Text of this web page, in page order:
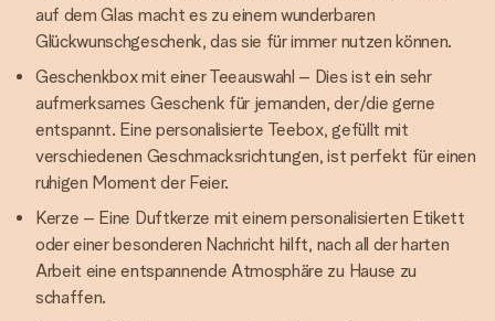
auf dem Glas macht es zu einem wunderbaren
Glückwunschgeschenk, das sie für immer nutzen können.
Geschenkbox mit einer Teeauswahl – Dies ist ein sehr
aufmerksames Geschenk für jemanden, der/die gerne
entspannt. Eine personalisierte Teebox, gefüllt mit
verschiedenen Geschmacksrichtungen, ist perfekt für einen
ruhigen Moment der Feier.
Kerze – Eine Duftkerze mit einem personalisierten Etikett
oder einer besonderen Nachricht hilft, nach all der harten
Arbeit eine entspannende Atmosphäre zu Hause zu
schaffen.